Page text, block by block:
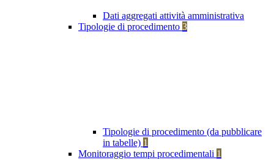
Dati aggregati attività amministrativa
Tipologie di procedimento 3
Tipologie di procedimento (da pubblicare
in tabelle) 1
Monitoraggio tempi procedimentali 1